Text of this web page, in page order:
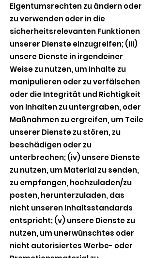
Eigentumsrechten zu ändern oder
zu verwenden oder in die
sicherheitsrelevanten Funktionen
unserer Dienste einzugreifen; (iii)
unsere Dienste in irgendeiner
Weise zu nutzen, um Inhalte zu
manipulieren oder zu verfälschen
oder die Integrität und Richtigkeit
von Inhalten zu untergraben, oder
Maßnahmen zu ergreifen, um Teile
unserer Dienste zu stören, zu
beschädigen oder zu
unterbrechen; (iv) unsere Dienste
zu nutzen, um Material zu senden,
zu empfangen, hochzuladen/zu
posten, herunterzuladen, das
nicht unseren Inhaltsstandards
entspricht; (v) unsere Dienste zu
nutzen, um unerwünschtes oder
nicht autorisiertes Werbe- oder